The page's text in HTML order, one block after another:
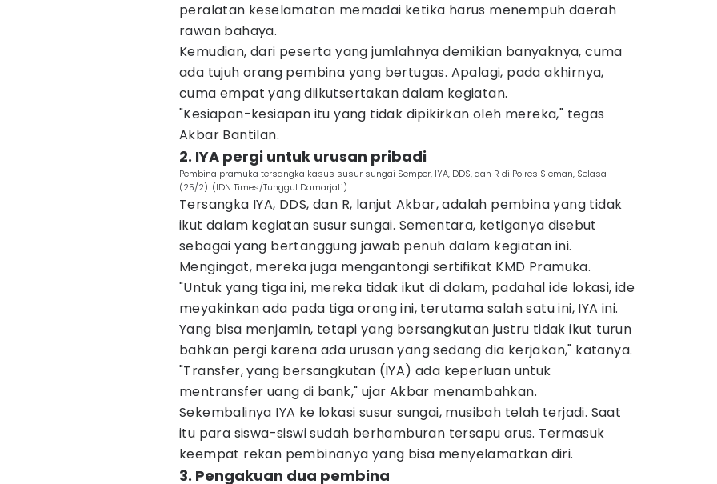
peralatan keselamatan memadai ketika harus menempuh daerah
rawan bahaya.
Kemudian, dari peserta yang jumlahnya demikian banyaknya, cuma
ada tujuh orang pembina yang bertugas. Apalagi, pada akhirnya,
cuma empat yang diikutsertakan dalam kegiatan.
"Kesiapan-kesiapan itu yang tidak dipikirkan oleh mereka," tegas
Akbar Bantilan.
2. IYA pergi untuk urusan pribadi
Pembina pramuka tersangka kasus susur sungai Sempor, IYA, DDS, dan R di Polres Sleman, Selasa
(25/2). (IDN Times/Tunggul Damarjati)
Tersangka IYA, DDS, dan R, lanjut Akbar, adalah pembina yang tidak
ikut dalam kegiatan susur sungai. Sementara, ketiganya disebut
sebagai yang bertanggung jawab penuh dalam kegiatan ini.
Mengingat, mereka juga mengantongi sertifikat KMD Pramuka.
"Untuk yang tiga ini, mereka tidak ikut di dalam, padahal ide lokasi, ide
meyakinkan ada pada tiga orang ini, terutama salah satu ini, IYA ini.
Yang bisa menjamin, tetapi yang bersangkutan justru tidak ikut turun
bahkan pergi karena ada urusan yang sedang dia kerjakan," katanya.
"Transfer, yang bersangkutan (IYA) ada keperluan untuk
mentransfer uang di bank," ujar Akbar menambahkan.
Sekembalinya IYA ke lokasi susur sungai, musibah telah terjadi. Saat
itu para siswa-siswi sudah berhamburan tersapu arus. Termasuk
keempat rekan pembinanya yang bisa menyelamatkan diri.
3. Pengakuan dua pembina